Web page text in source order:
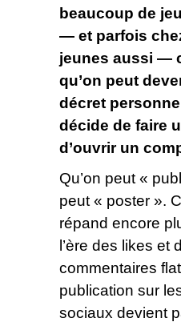
beaucoup de
— et parfois
jeunes aussi —
qu’on peut
décret
décide de faire
d’ouvrir un
Qu’on peut «
peut « poster ».
répand encore
l’ère des likes et
commentaires
publication sur
sociaux devient